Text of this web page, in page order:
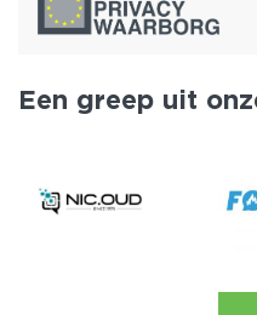
Een greep uit